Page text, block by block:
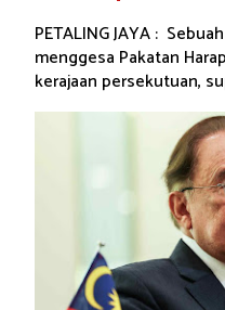
PETALING JAYA :
menggesa Pakatan
kerajaan persekutuan,